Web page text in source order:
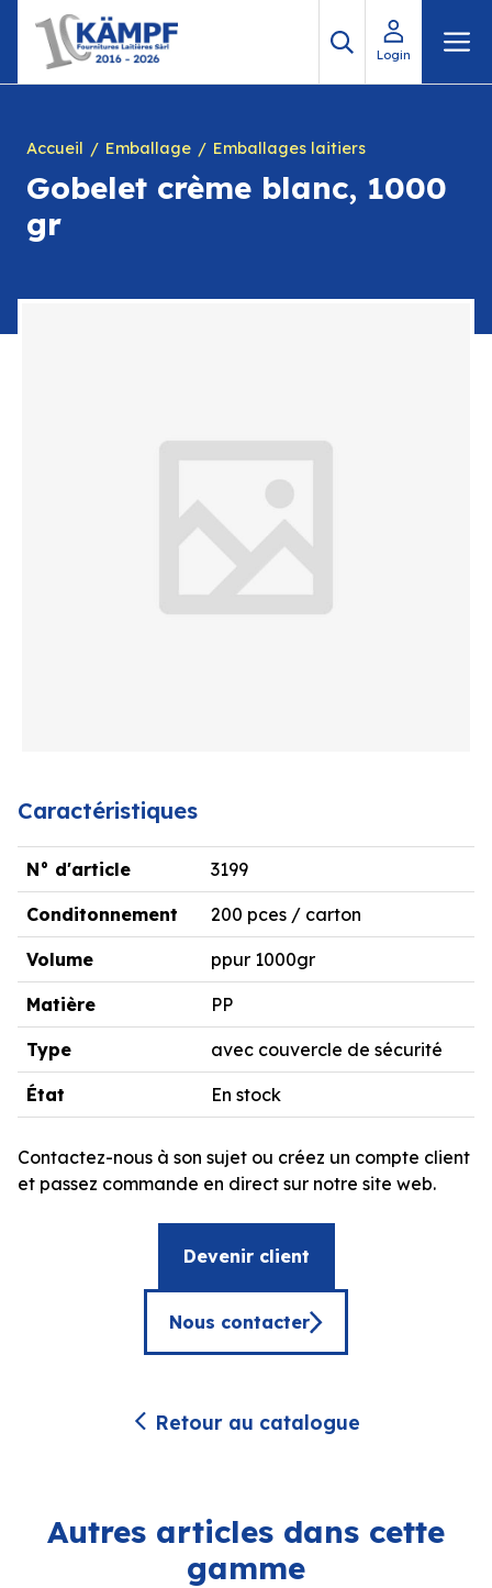
contenu
Login
Accueil Emballage Emballages laitiers
Gobelet crème blanc, 1000
gr
Caractéristiques
N° d'article 3199
Conditonnement 200 pces / carton
Volume ppur 1000gr
Matière PP
Type avec couvercle de sécurité
État En stock
Contactez-nous à son sujet ou créez un compte client
et passez commande en direct sur notre site web.
Devenir client
Nous contacter
Retour au catalogue
Autres articles dans cette
gamme